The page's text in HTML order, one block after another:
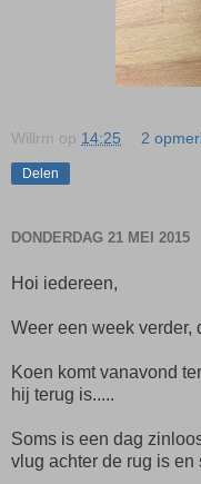
Willrm op 14:25 2
Delen
DONDERDAG 21 MEI 2015
Hoi iedereen,
Weer een week verder,
Koen komt vanavond
hij terug is.....
Soms is een dag
vlug achter de rug is en